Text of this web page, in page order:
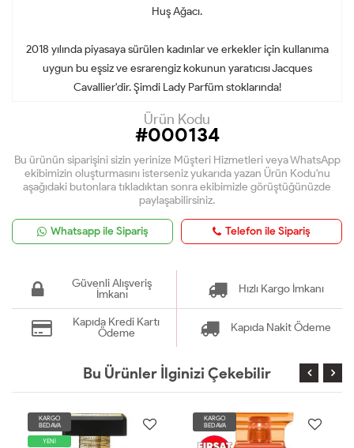
Huş Ağacı.
2018 yılında piyasaya sürülen kadınlar ve erkekler için kullanıma
uygun bu eşsiz ve esrarengiz kokunun yaratıcısı Jacques
Cavallier'dir. Şimdi Lady Parfüm stoklarında!
Ürün Kodu
#000134
Bu ürünün siparişini sizin yerinize Müşteri Hizmetleri veya WhatsApp
ekibimizin oluşturmasını isterseniz yukarıda yazan Ürün Kodu'nu
aşağıdaki butonlara tıkladıktan sonra ekibimizle görüştüğünüzde
paylaşabilirsiniz.
Whatsapp ile Sipariş Telefon ile Sipariş
Güvenli Alışveriş
İmkanı
Hızlı Kargo İmkanı
Kapıda Kredi Kartı
Ödeme
Kapıda Nakit Ödeme
Bu Ürünler İlginizi Çekebilir
KARGO
BEDAVA
YENİ
KARGO
BEDAVA